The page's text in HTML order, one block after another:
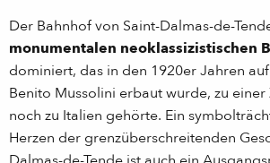
Der Bahnhof von Saint-Dalmas-de-
monumentalen neoklassizistischen
dominiert, das in den 1920er Jahren
Benito Mussolini erbaut wurde, zu einer
noch zu Italien gehörte. Ein
Herzen der grenzüberschreitenden